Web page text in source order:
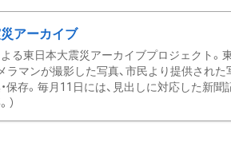
アーカイブ
る東日本大震災アーカイブプロジェクト。
ラマンが撮影した写真、市民より提供され
保存。毎月11日には、見出しに対応した新
）